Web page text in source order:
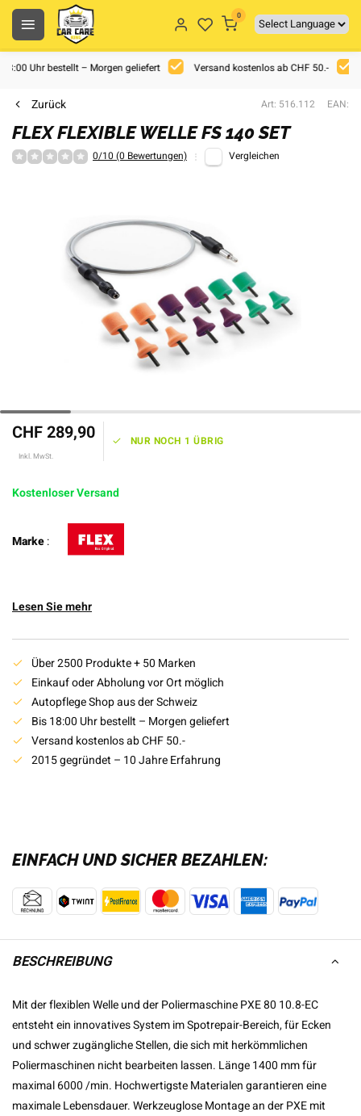
0
Uhr bestellt – Morgen geliefert Versand kostenlos ab CHF 50.-
Zurück Art: 516.112 EAN:
FLEX FLEXIBLE WELLE FS 140 SET
0/10 (0 Bewertungen) Vergleichen
CHF 289,90
Inkl. MwSt.
NUR NOCH 1 ÜBRIG
Kostenloser Versand
Marke:
Lesen Sie mehr
Über 2500 Produkte + 50 Marken
Einkauf oder Abholung vor Ort möglich
Autopflege Shop aus der Schweiz
Bis 18:00 Uhr bestellt – Morgen geliefert
Versand kostenlos ab CHF 50.-
2015 gegründet – 10 Jahre Erfahrung
EINFACH UND SICHER BEZAHLEN:
BESCHREIBUNG
Mit der flexiblen Welle und der Poliermaschine PXE 80 10.8-EC
entsteht ein innovatives System im Spotrepair-Bereich, für Ecken
und schwer zugängliche Stellen, die sich mit herkömmlichen
Poliermaschinen nicht bearbeiten lassen. Länge 1400 mm für
maximal 6000 /min. Hochwertigste Materialen garantieren eine
maximale Lebensdauer. Werkzeuglose Montage an der PXE mit